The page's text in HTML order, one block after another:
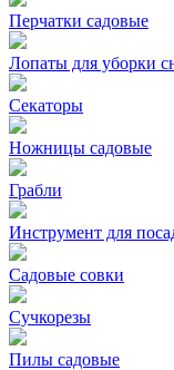
Перчатки садовые
Лопаты для уборки
Секаторы
Ножницы садовые
Грабли
Инструмент для
Садовые совки
Сучкорезы
Пилы садовые